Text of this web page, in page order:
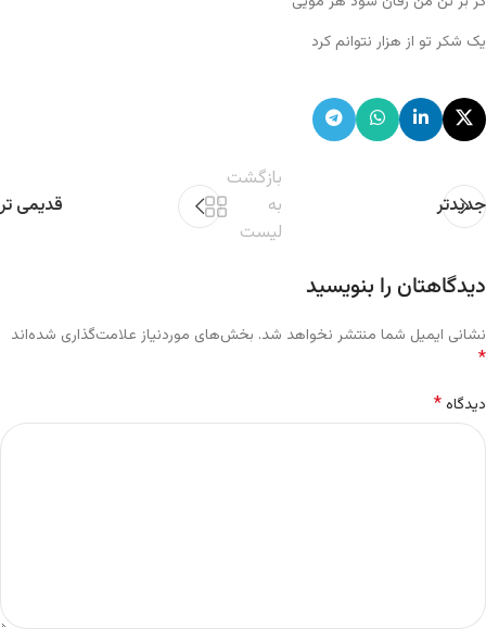
یک شکر تو از هزار نتوانم کرد
جدیدتر
بازگشت
به
لیست
قدیمی تر
دیدگاهتان را بنویسید
نشانی ایمیل شما منتشر نخواهد شد. بخش‌های موردنیاز علامت‌گذاری شده‌اند
*
دیدگاه*